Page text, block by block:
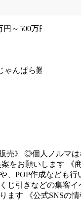
～500万円）
んぱら難波ビル1F
売》 ◎個人ノルマは
をお願いします 《
、POP作成なども行
じ引きなどの集客イ
ます
《公式SNSの情